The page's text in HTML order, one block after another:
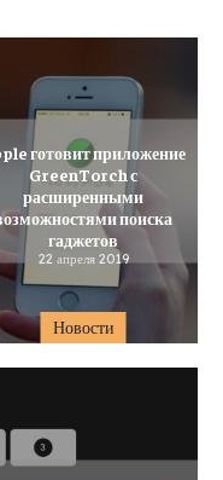
Новости
готовит приложение
GreenTorch с
расширенными
поиска
гаджетов
22 апреля 2019